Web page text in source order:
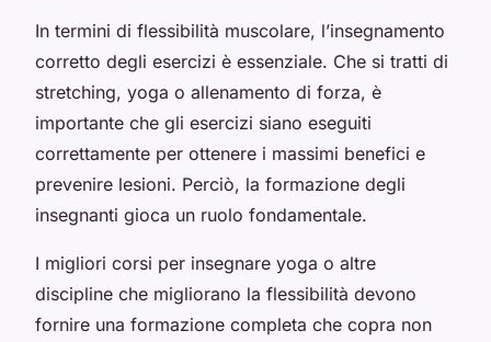
In termini di flessibilità muscolare, l’insegnamento
corretto degli esercizi è essenziale. Che si tratti di
stretching, yoga o allenamento di forza, è
importante che gli esercizi siano eseguiti
correttamente per ottenere i massimi benefici e
prevenire lesioni. Perciò, la formazione degli
insegnanti gioca un ruolo fondamentale.
I migliori corsi per insegnare yoga o altre
discipline che migliorano la flessibilità devono
fornire una formazione completa che copra non